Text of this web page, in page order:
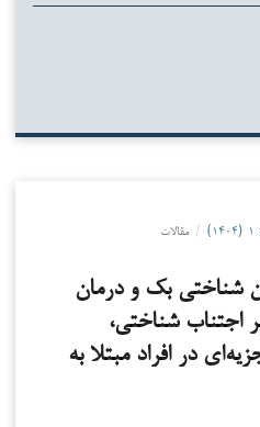
/ مقالات
شناختی بک و درمان
اجتناب شناختی،
در افراد مبتلا به